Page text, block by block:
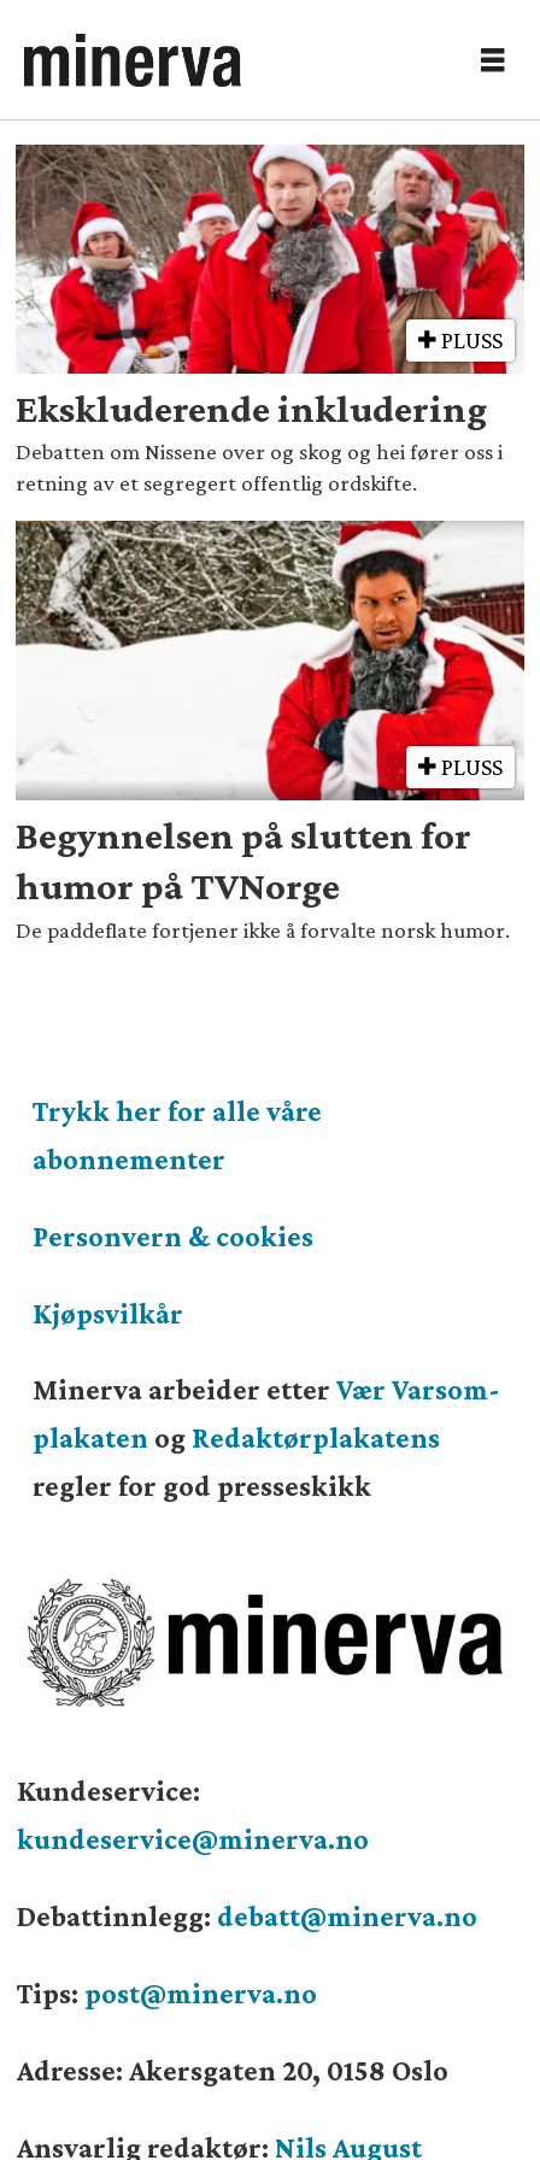
Tag:
nissene
over
skog
og
hei
PLUSS
Ekskluderende inkludering
Debatten om Nissene over og skog og hei fører oss i
retning av et segregert offentlig ordskifte.
PLUSS
Begynnelsen på slutten for
humor på TVNorge
De paddeflate fortjener ikke å forvalte norsk humor.
Trykk her for alle våre
abonnementer
Personvern & cookies
Kjøpsvilkår
Minerva arbeider etterVær Varsom-
plakaten og Redaktørplakatens
regler for god presseskikk
Kundeservice:
kundeservice@minerva.no
Debattinnlegg: debatt@minerva.no
Tips: post@minerva.no
Adresse: Akersgaten 20, 0158 Oslo
Ansvarlig redaktør: Nils August